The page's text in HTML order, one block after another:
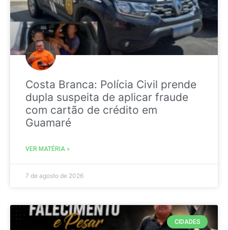
Costa Branca: Polícia Civil prende
dupla suspeita de aplicar fraude
com cartão de crédito em
Guamaré
VER MATÉRIA »
7 de agosto de 2026
CIDADES